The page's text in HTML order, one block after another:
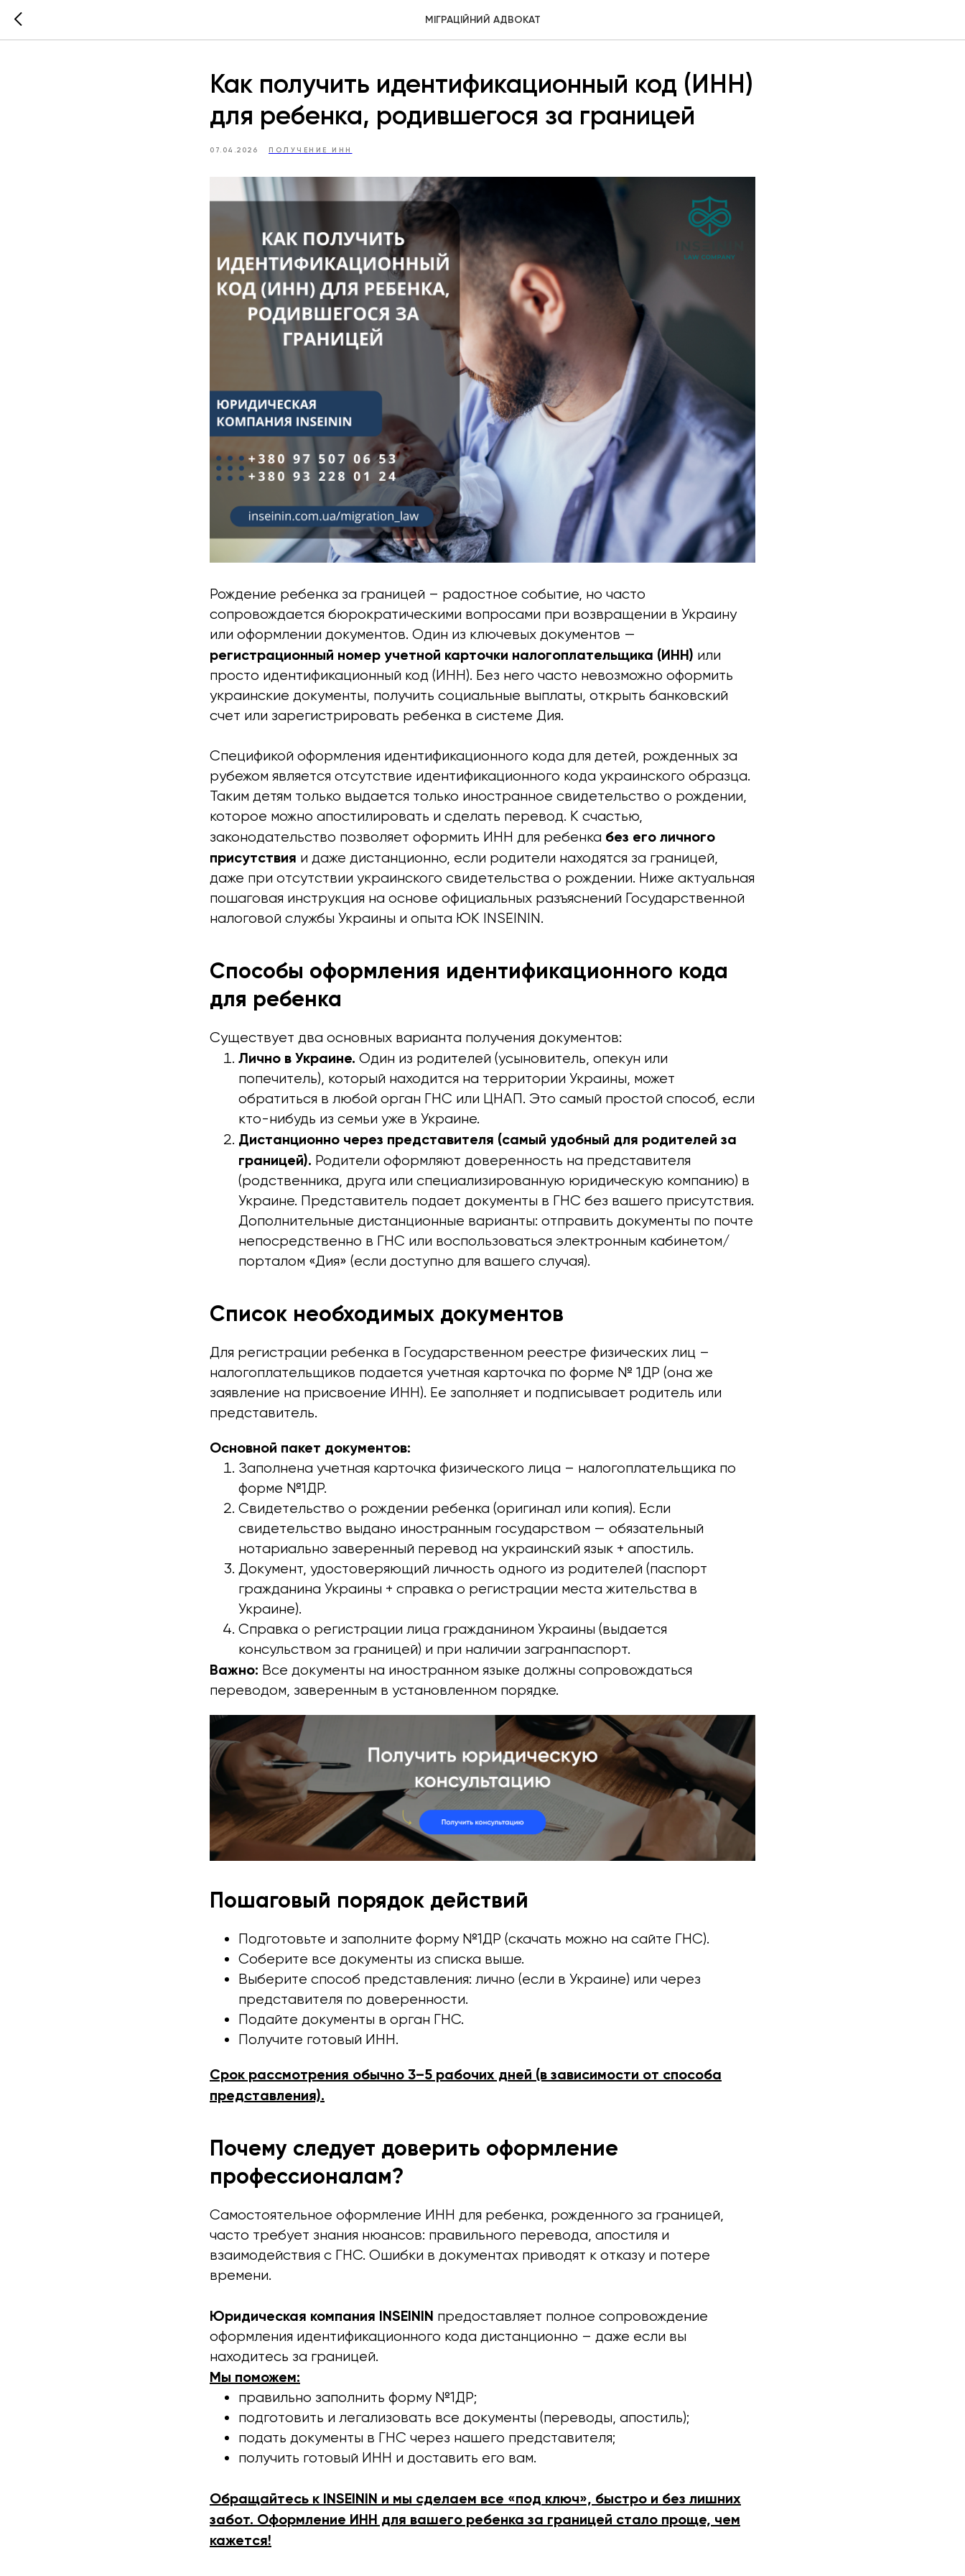
МІГРАЦІЙНИЙ АДВОКАТ
Как получить идентификационный код (ИНН)
для ребенка, родившегося за границей
07.04.2026 ПОЛУЧЕНИЕ ИНН
Рождение ребенка за границей – радостное событие, но часто
сопровождается бюрократическими вопросами при возвращении в Украину
или оформлении документов. Один из ключевых документов —
регистрационный номер учетной карточки налогоплательщика (ИНН) или
просто идентификационный код (ИНН). Без него часто невозможно оформить
украинские документы, получить социальные выплаты, открыть банковский
счет или зарегистрировать ребенка в системе Дия.
Спецификой оформления идентификационного кода для детей, рожденных за
рубежом является отсутствие идентификационного кода украинского образца.
Таким детям только выдается только иностранное свидетельство о рождении,
которое можно апостилировать и сделать перевод. К счастью,
законодательство позволяет оформить ИНН для ребенка без его личного
присутствия и даже дистанционно, если родители находятся за границей,
даже при отсутствии украинского свидетельства о рождении. Ниже актуальная
пошаговая инструкция на основе официальных разъяснений Государственной
налоговой службы Украины и опыта ЮК INSEININ.
Способы оформления идентификационного кода
для ребенка
Существует два основных варианта получения документов:
Лично в Украине. Один из родителей (усыновитель, опекун или
попечитель), который находится на территории Украины, может
обратиться в любой орган ГНС или ЦНАП. Это самый простой способ, если
кто-нибудь из семьи уже в Украине.
Дистанционно через представителя (самый удобный для родителей за
границей). Родители оформляют доверенность на представителя
(родственника, друга или специализированную юридическую компанию) в
Украине. Представитель подает документы в ГНС без вашего присутствия.
Дополнительные дистанционные варианты: отправить документы по почте
непосредственно в ГНС или воспользоваться электронным кабинетом/
порталом «Дия» (если доступно для вашего случая).
Список необходимых документов
Для регистрации ребенка в Государственном реестре физических лиц –
налогоплательщиков подается учетная карточка по форме № 1ДР (она же
заявление на присвоение ИНН). Ее заполняет и подписывает родитель или
представитель.
Основной пакет документов:
Заполнена учетная карточка физического лица – налогоплательщика по
форме №1ДР.
Свидетельство о рождении ребенка (оригинал или копия). Если
свидетельство выдано иностранным государством — обязательный
нотариально заверенный перевод на украинский язык + апостиль.
Документ, удостоверяющий личность одного из родителей (паспорт
гражданина Украины + справка о регистрации места жительства в
Украине).
Справка о регистрации лица гражданином Украины (выдается
консульством за границей) и при наличии загранпаспорт.
Важно: Все документы на иностранном языке должны сопровождаться
переводом, заверенным в установленном порядке.
Пошаговый порядок действий
Подготовьте и заполните форму №1ДР (скачать можно на сайте ГНС).
Соберите все документы из списка выше.
Выберите способ представления: лично (если в Украине) или через
представителя по доверенности.
Подайте документы в орган ГНС.
Получите готовый ИНН.
Срок рассмотрения обычно 3–5 рабочих дней (в зависимости от способа
представления).
Почему следует доверить оформление
профессионалам?
Самостоятельное оформление ИНН для ребенка, рожденного за границей,
часто требует знания нюансов: правильного перевода, апостиля и
взаимодействия с ГНС. Ошибки в документах приводят к отказу и потере
времени.
Юридическая компания INSEININ предоставляет полное сопровождение
оформления идентификационного кода дистанционно – даже если вы
находитесь за границей.
Мы поможем:
правильно заполнить форму №1ДР;
подготовить и легализовать все документы (переводы, апостиль);
подать документы в ГНС через нашего представителя;
получить готовый ИНН и доставить его вам.
Обращайтесь к INSEININ и мы сделаем все «под ключ», быстро и без лишних
забот. Оформление ИНН для вашего ребенка за границей стало проще, чем
кажется!